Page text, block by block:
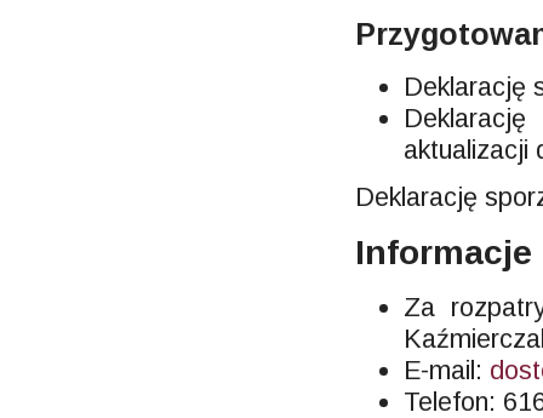
Deklarację
aktualizacji
Deklarację
Za
E-mail:
Telefon: